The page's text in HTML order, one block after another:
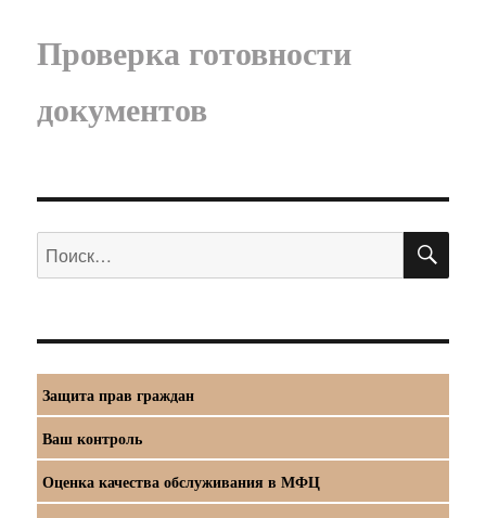
Проверка готовности
документов
Искать:
Защита прав граждан
Ваш контроль
Оценка качества обслуживания в МФЦ